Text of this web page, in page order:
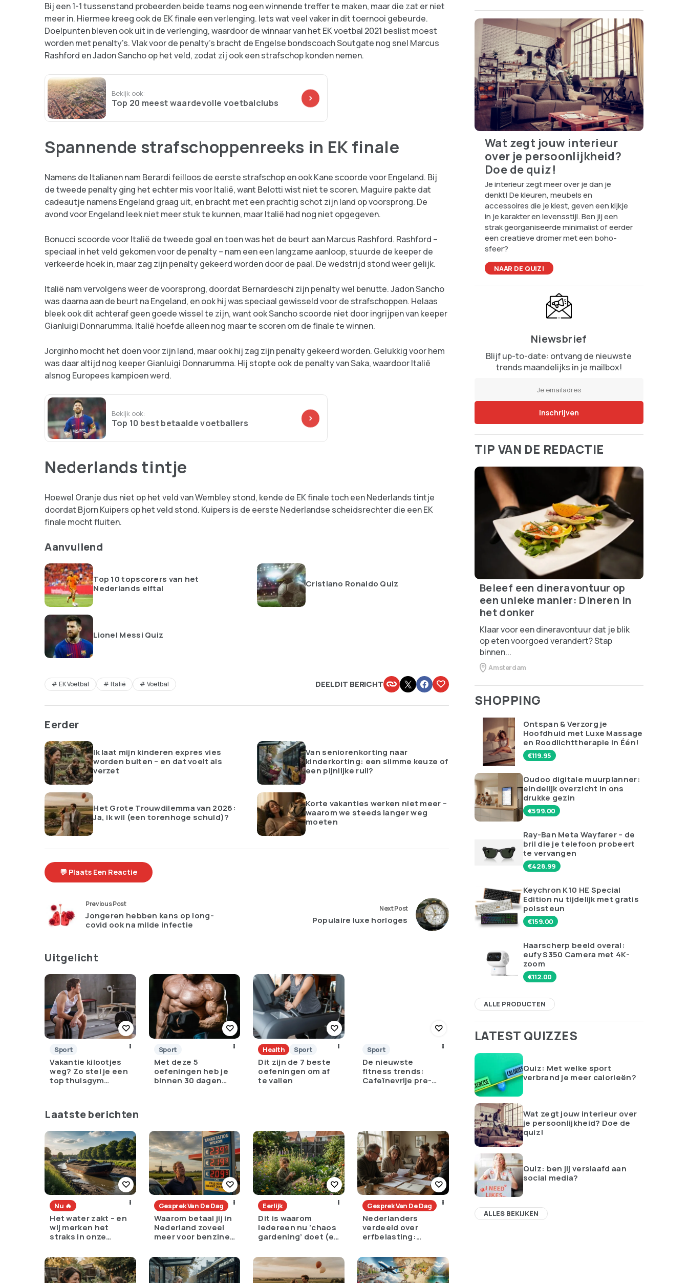
Bij een 1-1 tussenstand probeerden beide teams nog een winnende treffer te maken, maar die zat er niet
meer in. Hiermee kreeg ook de EK finale een verlenging. Iets wat veel vaker in dit toernooi gebeurde.
Doelpunten bleven ook uit in de verlenging, waardoor de winnaar van het EK voetbal 2021 beslist moest
worden met penalty's. Vlak voor de penalty's bracht de Engelse bondscoach Soutgate nog snel Marcus
Rashford en Jadon Sancho op het veld, zodat zij ook een strafschop konden nemen.
Bekijk ook:
Top 20 meest waardevolle voetbalclubs
Spannende strafschoppenreeks in EK finale
Namens de Italianen nam Berardi feilloos de eerste strafschop en ook Kane scoorde voor Engeland. Bij
de tweede penalty ging het echter mis voor Italië, want Belotti wist niet te scoren. Maguire pakte dat
cadeautje namens Engeland graag uit, en bracht met een prachtig schot zijn land op voorsprong. De
avond voor Engeland leek niet meer stuk te kunnen, maar Italië had nog niet opgegeven.
Bonucci scoorde voor Italië de tweede goal en toen was het de beurt aan Marcus Rashford. Rashford –
speciaal in het veld gekomen voor de penalty – nam een een langzame aanloop, stuurde de keeper de
verkeerde hoek in, maar zag zijn penalty gekeerd worden door de paal. De wedstrijd stond weer gelijk.
Italië nam vervolgens weer de voorsprong, doordat Bernardeschi zijn penalty wel benutte. Jadon Sancho
was daarna aan de beurt na Engeland, en ook hij was speciaal gewisseld voor de strafschoppen. Helaas
bleek ook dit achteraf geen goede wissel te zijn, want ook Sancho scoorde niet door ingrijpen van keeper
Gianluigi Donnarumma. Italië hoefde alleen nog maar te scoren om de finale te winnen.
Jorginho mocht het doen voor zijn land, maar ook hij zag zijn penalty gekeerd worden. Gelukkig voor hem
was daar altijd nog keeper Gianluigi Donnarumma. Hij stopte ook de penalty van Saka, waardoor Italië
alsnog Europees kampioen werd.
Bekijk ook:
Top 10 best betaalde voetballers
Nederlands tintje
Hoewel Oranje dus niet op het veld van Wembley stond, kende de EK finale toch een Nederlands tintje
doordat Bjorn Kuipers op het veld stond. Kuipers is de eerste Nederlandse scheidsrechter die een EK
finale mocht fluiten.
Aanvullend
Top 10 topscorers van het
Nederlands elftal
Cristiano Ronaldo Quiz
Lionel Messi Quiz
EK Voetbal Italië Voetbal DEEL DIT BERICHT
Eerder
Ik laat mijn kinderen expres vies
worden buiten – en dat voelt als
verzet
Van seniorenkorting naar
kinderkorting: een slimme keuze of
een pijnlijke ruil?
Het Grote Trouwdilemma van 2026:
Ja, ik wil (een torenhoge schuld)?
Korte vakanties werken niet meer –
waarom we steeds langer weg
moeten
💬 Plaats Een Reactie
Previous Post
Jongeren hebben kans op long-
covid ook na milde infectie
Next Post
Populaire luxe horloges
Uitgelicht
Sport
Vakantie kilootjes
weg? Zo stel je een
top thuisgym
Sport
Met deze 5
oefeningen heb je
binnen 30 dagen
Health Sport
Dit zijn de 7 beste
oefeningen om af
te vallen
Sport
De nieuwste
fitness trends:
Cafeïnevrije pre-
Laatste berichten
Nu 🔥
Het water zakt – en
wij merken het
straks in onze
Gesprek Van De Dag
Waarom betaal jij in
Nederland zoveel
meer voor benzine
Europa?
Eerlijk
Dit is waarom
iedereen nu ‘chaos
gardening’ doet (en
Gesprek Van De Dag
Nederlanders
verdeeld over
erfbelasting:
ongelijkheid of
oneerlijk?
Wat zegt jouw interieur
over je persoonlijkheid?
Doe de quiz!
Je interieur zegt meer over je dan je
denkt! De kleuren, meubels en
accessoires die je kiest, geven een kijkje
in je karakter en levensstijl. Ben jij een
strak georganiseerde minimalist of eerder
een creatieve dromer met een boho-
sfeer?
NAAR DE QUIZ!
Niewsbrief
Blijf up-to-date: ontvang de nieuwste
trends maandelijks in je mailbox!
TIP VAN DE REDACTIE
Beleef een dineravontuur op
een unieke manier: Dineren in
het donker
Klaar voor een dineravontuur dat je blik
op eten voorgoed verandert? Stap
binnen...
Amsterdam
SHOPPING
Ontspan & Verzorg je
Hoofdhuid met Luxe Massage
en Roodlichttherapie in Één!
€119.95
Qudoo digitale muurplanner:
eindelijk overzicht in ons
drukke gezin
€599.00
Ray-Ban Meta Wayfarer – de
bril die je telefoon probeert
te vervangen
€428.99
Keychron K10 HE Special
Edition nu tijdelijk met gratis
polssteun
€159.00
Haarscherp beeld overal:
eufy S350 Camera met 4K-
zoom
€112.00
ALLE PRODUCTEN
LATEST QUIZZES
Quiz: Met welke sport
verbrand je meer calorieën?
Wat zegt jouw interieur over
je persoonlijkheid? Doe de
quiz!
Quiz: ben jij verslaafd aan
social media?
ALLES BEKIJKEN